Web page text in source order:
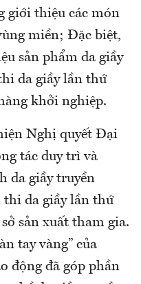
giới thiệu các món
miền; Đặc biệt,
sản phẩm da giầy
da giầy lần thứ
khởi nghiệp.
Nghị quyết Đại
tác duy trì và
da giầy truyền
da giầy lần thứ
sản xuất tham gia.
tay vàng” của
động đã góp phần